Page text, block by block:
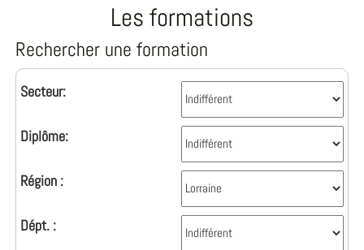
Les formations
Rechercher une formation
Secteur:
Diplôme:
Région :
Dépt. :